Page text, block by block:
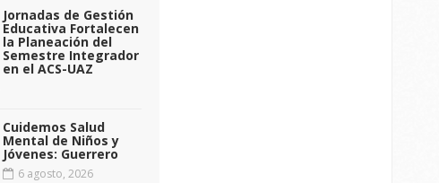
Jornadas de Gestión
Educativa Fortalecen
la Planeación del
Semestre Integrador
en el ACS-UAZ
Cuidemos Salud
Mental de Niños y
Jóvenes: Guerrero
6 agosto, 2026